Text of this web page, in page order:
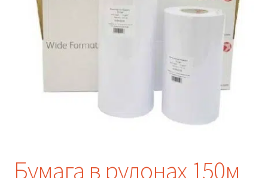
Бумага в рулонах 150м